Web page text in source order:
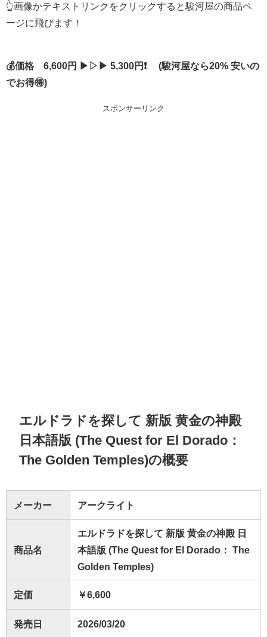
👆画像かテキストリンクをクリックすると駿河屋の商品ペ
ージに飛びます！
💰価格 6,600円 ▶▷▶ 5,300円❗ (駿河屋なら20% 安いの
でお得🉐)
スポンサーリンク
エルドラドを探して 新版 黄金の神殿
日本語版 (The Quest for El Dorado：
The Golden Temples)の概要
メーカー アークライト
商品名
エルドラドを探して 新版 黄金の神殿 日
本語版 (The Quest for El Dorado： The
Golden Temples)
定価 ￥6,600
発売日 2026/03/20